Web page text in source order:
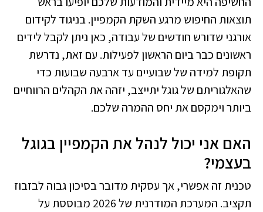
תוצאות החיפוש מרגע השקת הקמפיין. בניגוד לקידום
אורגני שדורש חודשים של עבודה, כאן ניתן לקבל לידים
ראשונים כבר ביום הראשון לפעילות. עם זאת, נדרשת
תקופת למידה של שבועיים עד ארבעה שבועות כדי
שהאלגוריתם של גוגל יתייצב, יזהה את הקהלים הרווחיים
ביותר וימקסם את יחס ההמרה שלכם.
האם אני יכול לנהל את הקמפיין בגוגל
בעצמי?
טכנית זה אפשרי, אך עסקית מדובר בסיכון גבוה לבזבוז
תקציב. המערכת המודרנית של 2026 מבוססת על